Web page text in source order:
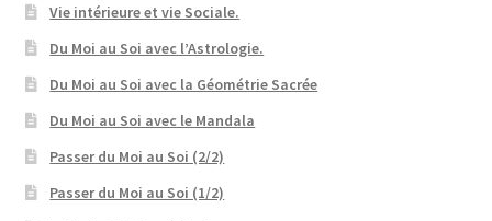
Vie intérieure et vie Sociale.
Du Moi au Soi avec l’Astrologie.
Du Moi au Soi avec la Géométrie Sacrée
Du Moi au Soi avec le Mandala
Passer du Moi au Soi (2/2)
Passer du Moi au Soi (1/2)